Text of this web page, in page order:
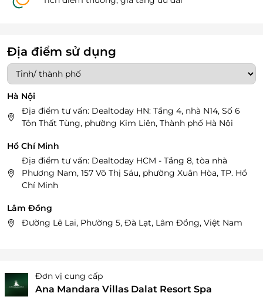
Địa điểm sử dụng
Hà Nội
Địa điểm tư vấn: Dealtoday HN: Tầng 4, nhà N14, Số 6
Tôn Thất Tùng, phường Kim Liên, Thành phố Hà Nội
Hồ Chí Minh
Địa điểm tư vấn: Dealtoday HCM - Tầng 8, tòa nhà
Phương Nam, 157 Võ Thị Sáu, phường Xuân Hòa, TP. Hồ
Chí Minh
Lâm Đồng
Đường Lê Lai, Phường 5, Đà Lạt, Lâm Đồng, Việt Nam
Đơn vị cung cấp
Ana Mandara Villas Dalat Resort Spa